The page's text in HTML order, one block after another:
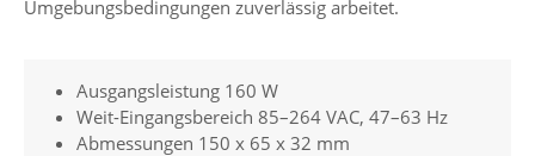
Umgebungsbedingungen zuverlässig arbeitet.
Ausgangsleistung 160 W
Weit-Eingangsbereich 85–264 VAC, 47–63 Hz
Abmessungen 150 x 65 x 32 mm